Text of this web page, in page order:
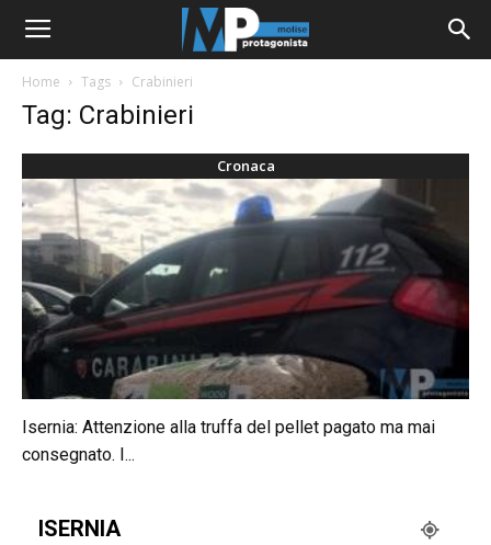
Home Tags Crabinieri
Tag: Crabinieri
Cronaca
Isernia: Attenzione alla truffa del pellet pagato ma mai
consegnato. I...
ISERNIA